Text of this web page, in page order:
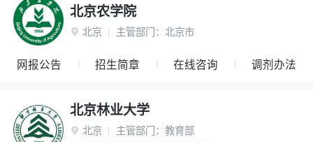
北京农学院
 北京 主管部门： 北京市
网报公告 招生简章 在线咨询 调剂办法
北京林业大学
 北京 主管部门： 教育部